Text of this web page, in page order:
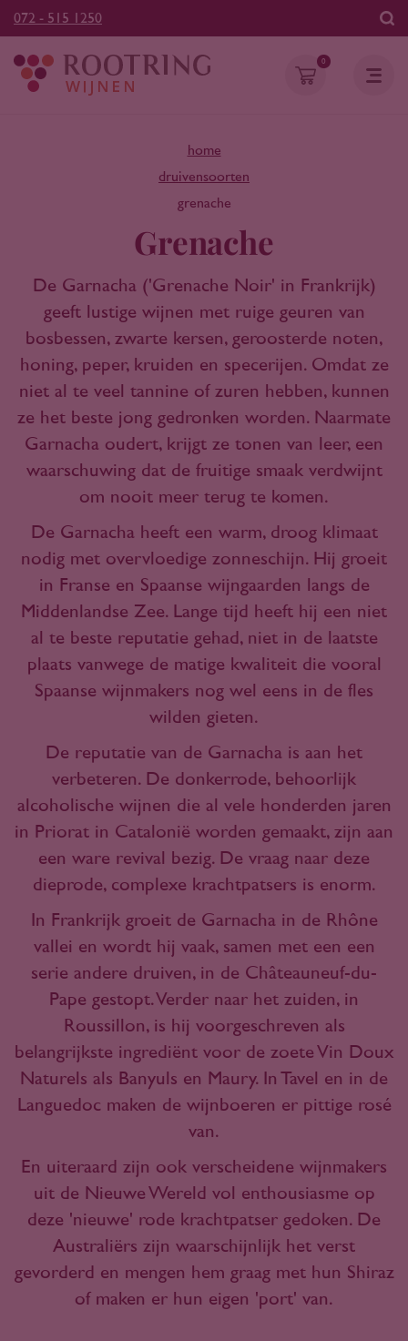
072 - 515 1250
0
home
druivensoorten
grenache
Grenache
De Garnacha ('Grenache Noir' in Frankrijk)
geeft lustige wijnen met ruige geuren van
bosbessen, zwarte kersen, geroosterde noten,
honing, peper, kruiden en specerijen. Omdat ze
niet al te veel tannine of zuren hebben, kunnen
ze het beste jong gedronken worden. Naarmate
Garnacha oudert, krijgt ze tonen van leer, een
waarschuwing dat de fruitige smaak verdwijnt
om nooit meer terug te komen.
De Garnacha heeft een warm, droog klimaat
nodig met overvloedige zonneschijn. Hij groeit
in Franse en Spaanse wijngaarden langs de
Middenlandse Zee. Lange tijd heeft hij een niet
al te beste reputatie gehad, niet in de laatste
plaats vanwege de matige kwaliteit die vooral
Spaanse wijnmakers nog wel eens in de fles
wilden gieten.
De reputatie van de Garnacha is aan het
verbeteren. De donkerrode, behoorlijk
alcoholische wijnen die al vele honderden jaren
in Priorat in Catalonië worden gemaakt, zijn aan
een ware revival bezig. De vraag naar deze
dieprode, complexe krachtpatsers is enorm.
In Frankrijk groeit de Garnacha in de Rhône
vallei en wordt hij vaak, samen met een een
serie andere druiven, in de Châteauneuf-du-
Pape gestopt. Verder naar het zuiden, in
Roussillon, is hij voorgeschreven als
belangrijkste ingrediënt voor de zoete Vin Doux
Naturels als Banyuls en Maury. In Tavel en in de
Languedoc maken de wijnboeren er pittige rosé
van.
En uiteraard zijn ook verscheidene wijnmakers
uit de Nieuwe Wereld vol enthousiasme op
deze 'nieuwe' rode krachtpatser gedoken. De
Australiërs zijn waarschijnlijk het verst
gevorderd en mengen hem graag met hun Shiraz
of maken er hun eigen 'port' van.